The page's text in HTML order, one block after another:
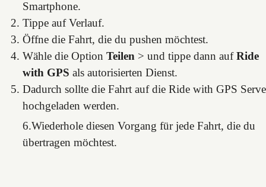
Smartphone.
Tippe auf Verlauf.
Öffne die Fahrt, die du pushen möchtest.
Wähle die Option Teilen > und tippe dann aufRide
with GPS als autorisierten Dienst.
Dadurch sollte die Fahrt auf die Ride with GPS
hochgeladen werden.
6.Wiederhole diesen Vorgang für jede Fahrt, die du
übertragen möchtest.